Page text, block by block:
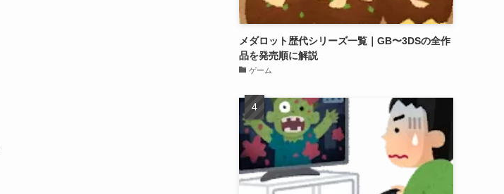
メダロット歴代シリーズ一覧｜GB〜3DSの全作
品を発売順に解説
ゲーム